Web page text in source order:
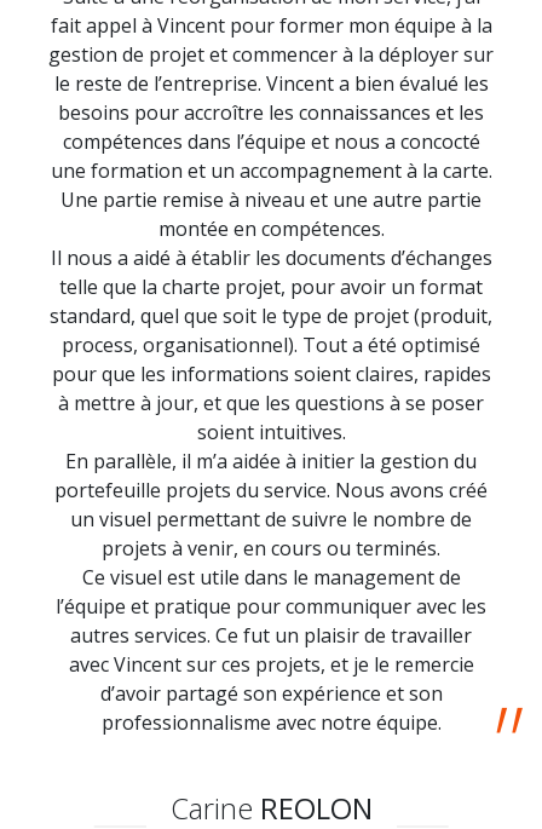
fait appel à Vincent pour former mon équipe à la
gestion de projet et commencer à la déployer sur
le reste de l’entreprise. Vincent a bien évalué les
besoins pour accroître les connaissances et les
compétences dans l’équipe et nous a concocté
une formation et un accompagnement à la carte.
Une partie remise à niveau et une autre partie
montée en compétences.
Il nous a aidé à établir les documents d’échanges
telle que la charte projet, pour avoir un format
standard, quel que soit le type de projet (produit,
process, organisationnel). Tout a été optimisé
pour que les informations soient claires, rapides
à mettre à jour, et que les questions à se poser
soient intuitives.
En parallèle, il m’a aidée à initier la gestion du
portefeuille projets du service. Nous avons créé
un visuel permettant de suivre le nombre de
projets à venir, en cours ou terminés.
Ce visuel est utile dans le management de
l’équipe et pratique pour communiquer avec les
autres services. Ce fut un plaisir de travailler
avec Vincent sur ces projets, et je le remercie
d’avoir partagé son expérience et son
professionnalisme avec notre équipe.
Carine REOLON